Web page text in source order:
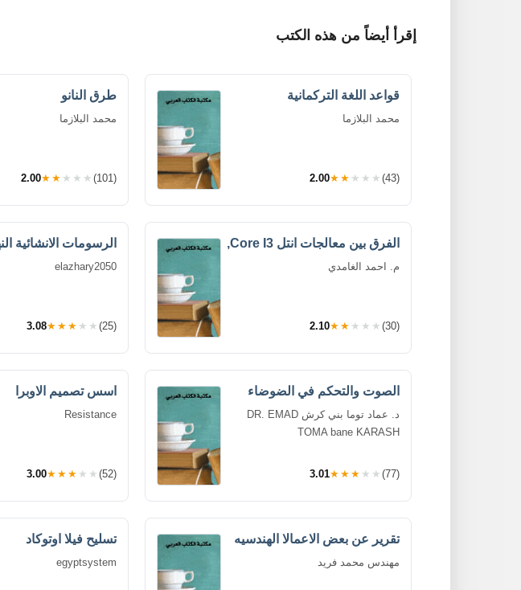
إقرأ أيضاً من هذه الكتب
قواعد اللغة التركمانية
محمد البلازما
2.00★★★★★ (43)
طرق النانو
محمد البلازما
2.00★★★★★ (101)
الفرق بين معالجات انتل Core I3,
م. احمد الغامدي
2.10★★★★★ (30)
الرسومات الانشائية
elazhary2050
3.08★★★★★ (25)
الصوت والتحكم في الضوضاء
د. عماد توما بني كرش DR. EMAD
TOMA bane KARASH
3.01★★★★★ (77)
اسس تصميم الاوبرا
Resistance
3.00★★★★★ (52)
تقرير عن بعض الاعمالا الهندسيه
مهندس محمد فريد
تسليح فيلا اوتوكاد
egyptsystem